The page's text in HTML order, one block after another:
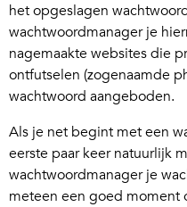
het opgeslagen
wachtwoordmanager je
nagemaakte websites die
ontfutselen (zogenaamde
wachtwoord aangeboden.
Als je net begint met een
eerste paar keer natuurlijk
wachtwoordmanager je
meteen een goed moment